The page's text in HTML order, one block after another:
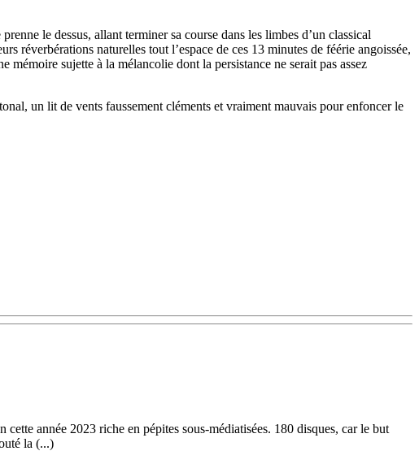
le dessus, allant terminer sa course dans les limbes d’un classical
réverbérations naturelles tout l’espace de ces 13 minutes de féérie angoissée,
sujette à la mélancolie dont la persistance ne serait pas assez
un lit de vents faussement cléments et vraiment mauvais pour enfoncer le
année 2023 riche en pépites sous-médiatisées. 180 disques, car le but
la (...)